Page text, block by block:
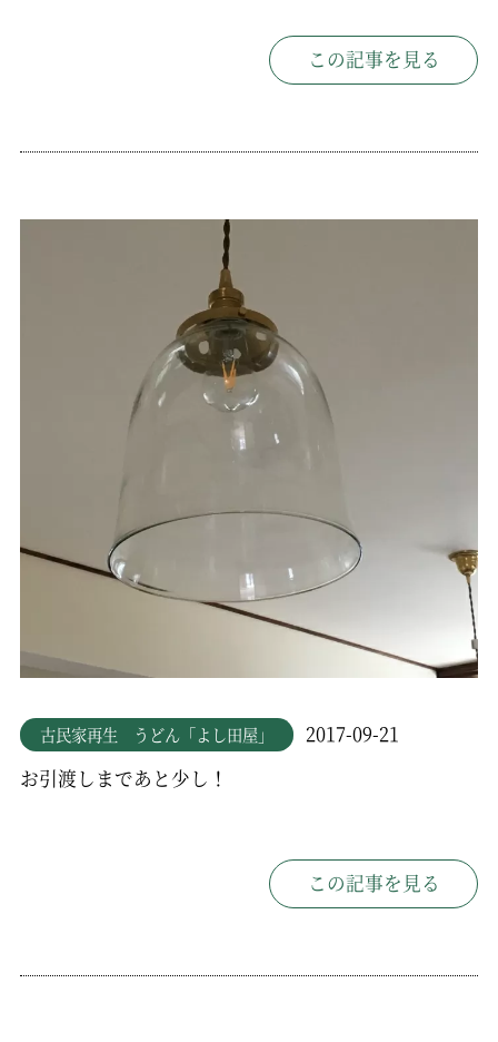
この記事を見る
古民家再生 うどん「よし田屋」
2017-09-21
お引渡しまであと少し！
この記事を見る